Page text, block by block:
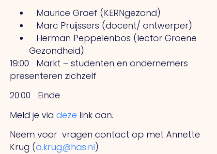
Maurice Graef (KERNgezond)
Marc Pruijssers (docent/ ontwerper)
Herman Peppelenbos (lector Groene
Gezondheid)
19:00 Markt – studenten en ondernemers
presenteren zichzelf
20:00 Einde
Meld je via deze link aan.
Neem voor vragen contact op met Annette
Krug (a.krug@has.nl)